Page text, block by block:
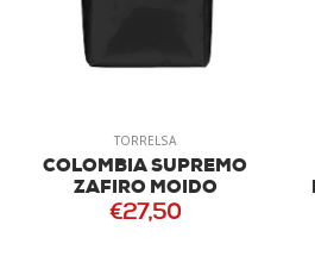
TORRELSA
COLOMBIA SUPREMO
ZAFIRO MOIDO
€27,50